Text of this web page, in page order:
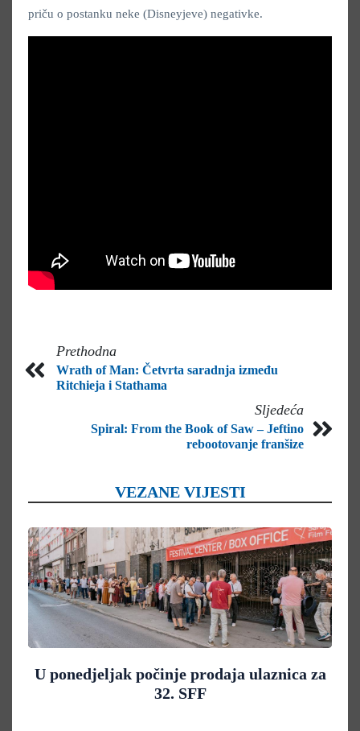
priču o postanku neke (Disneyjeve) negativke.
Prethodna
Wrath of Man: Četvrta saradnja između
Ritchieja i Stathama
Sljedeća
Spiral: From the Book of Saw – Jeftino
rebootovanje franšize
VEZANE VIJESTI
U ponedjeljak počinje prodaja ulaznica za
32. SFF